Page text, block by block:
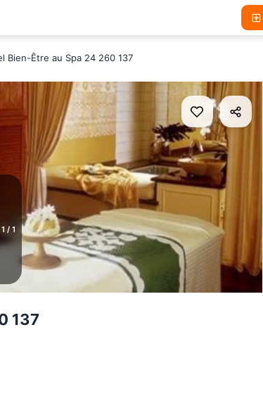
Bien-Être au Spa 24 260 137
1 / 1
137